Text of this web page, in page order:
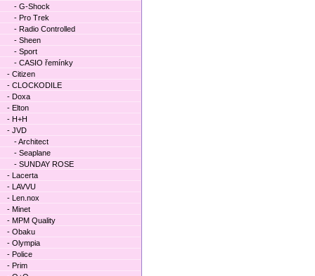
- G-Shock
- Pro Trek
- Radio Controlled
- Sheen
- Sport
- CASIO řemínky
- Citizen
- CLOCKODILE
- Doxa
- Elton
- H+H
- JVD
- Architect
- Seaplane
- SUNDAY ROSE
- Lacerta
- LAVVU
- Len.nox
- Minet
- MPM Quality
- Obaku
- Olympia
- Police
- Prim